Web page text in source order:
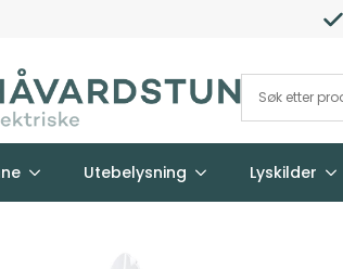
Utebelysning Lyskilder